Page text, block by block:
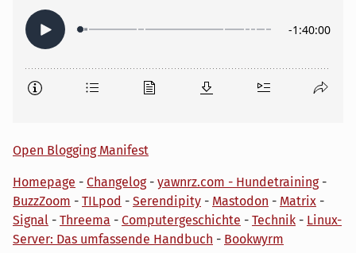
Open Blogging Manifest
Homepage - Changelog- yawnrz.com - Hundetraining-
BuzzZoom - TILpod - Serendipity - Mastodon - Matrix -
Signal - Threema - Computergeschichte - Technik - Linux-
Server: Das umfassende Handbuch - Bookwyrm